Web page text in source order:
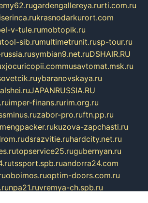
gardengallereya.rurti.com.ru
krasnodarkurort.com
v-tule.rumobtopik.ru
tool-sib.rumultimetrunit.rusp-tour.ru
symbian9.net.ruDSHAIR.RU
xjocuricopii.commusavtomat.msk.ru
ybaranovskaya.ru
JAPANRUSSIA.RU
imper-finans.rurim.org.ru
zabor-pro.ruftn.pp.ru
kuzova-zapchasti.ru
dsrazvitie.ruhardcity.net.ru
topservice25.rugubernyan.ru
tssport.spb.ruandorra24.com
oboimos.ruoptim-doors.com.ru
npa21.ruvremya-ch.spb.ru